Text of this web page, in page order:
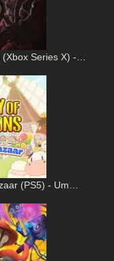
Series X) -…
(PS5) - Um…